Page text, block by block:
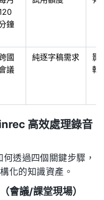
鐘
國
議
純逐字稿需求
影
輯
高效處理錄音
透過四個關鍵步驟，
化的知識資產。
會議/課堂現場）